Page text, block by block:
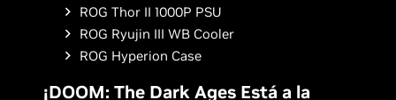
ROG Thor II 1000P PSU
ROG Ryujin III WB Cooler
ROG Hyperion Case
¡DOOM: The Dark Ages Está a la